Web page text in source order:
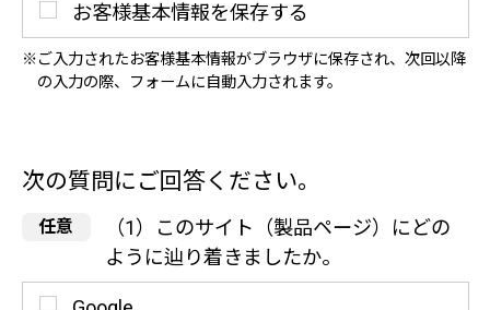
お客様基本情報を保存する
ご入力されたお客様基本情報がブラウザに保存され、次回以降
の入力の際、フォームに自動入力されます。
次の質問にご回答ください。
（1）このサイト（製品ページ）にどの
ように辿り着きましたか。